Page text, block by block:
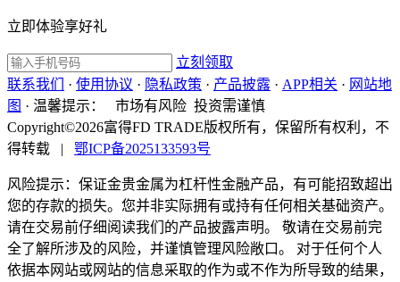
立即体验享好礼
立刻领取
联系我们
· 使用协议 · 隐私政策 · 产品披露 · APP相关 · 网站地
图 · 温馨提示：
市场有风险 投资需谨慎
Copyright©2026富得FD TRADE版权所有，保留所有权利，不
得转载
| 鄂ICP备2025133593号
风险提示：保证金贵金属为杠杆性金融产品，有可能招致超出
您的存款的损失。您并非实际拥有或持有任何相关基础资产。
请在交易前仔细阅读我们的产品披露声明。 敬请在交易前完
全了解所涉及的风险，并谨慎管理风险敞口。 对于任何个人
依据本网站或网站的信息采取的作为或不作为所导致的结果，